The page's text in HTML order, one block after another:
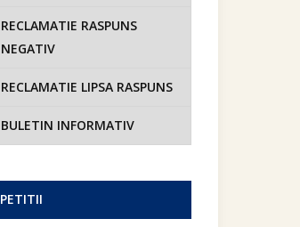
RECLAMATIE RASPUNS
NEGATIV
RECLAMATIE LIPSA RASPUNS
BULETIN INFORMATIV
PETITII